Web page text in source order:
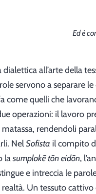
Ed è
dialettica all’arte della
servono a separare
come quelli che
operazioni: il lavoro
rendendoli
NelSofista il compito
lasumplokē tōn eidōn,
e intreccia le
Un tessuto